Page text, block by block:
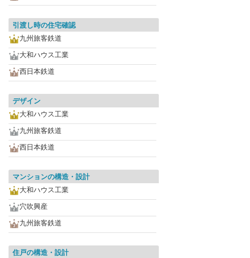
引渡し時の住宅確認
九州旅客鉄道
大和ハウス工業
西日本鉄道
デザイン
大和ハウス工業
九州旅客鉄道
西日本鉄道
マンションの構造・設計
大和ハウス工業
穴吹興産
九州旅客鉄道
住戸の構造・設計